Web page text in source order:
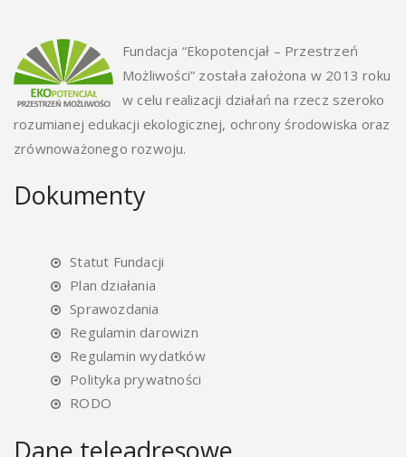
Fundacja “Ekopotencjał – Przestrzeń
Możliwości” została założona w 2013 roku
w celu realizacji działań na rzecz szeroko
rozumianej edukacji ekologicznej, ochrony środowiska oraz
zrównoważonego rozwoju.
Dokumenty
Statut Fundacji
Plan działania
Sprawozdania
Regulamin darowizn
Regulamin wydatków
Polityka prywatności
RODO
Dane teleadresowe